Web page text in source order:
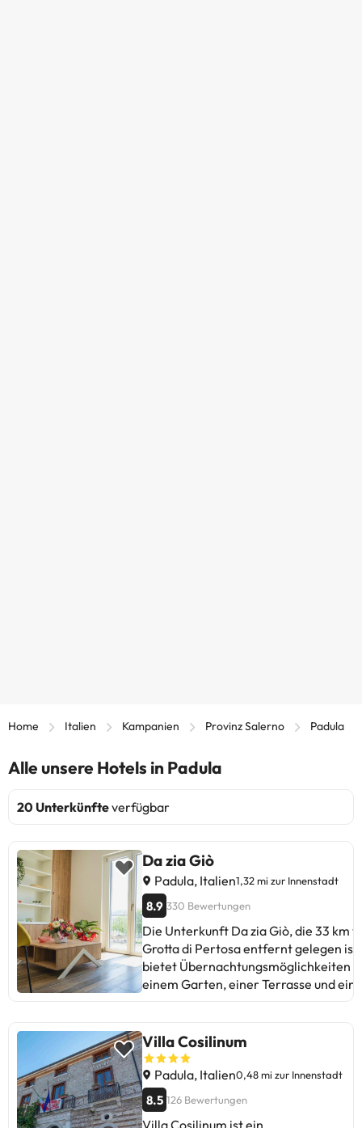
Home Italien Kampanien Provinz Salerno Padula
Alle unsere Hotels in Padula
20 Unterkünfteverfügbar
Da zia Giò
Padula, Italien1,32 mi zur Innenstadt
8.9 330 Bewertungen
Die Unterkunft Da zia Giò, die 33 km
Grotta di Pertosa entfernt gelegen ist,
bietet Übernachtungsmöglichkeiten
einem Garten, einer Terrasse und
Aufpreis in der Unterkunft Da zia Giò
verfügbar. Die Unterkunft ist
ausgestattet mit einer Klimaanlage,
einer voll ausgestatteten Küche mit
einem Essbereich, einem Flachbild-TV
Villa Cosilinum
Padula, Italien0,48 mi zur Innenstadt
8.5 126 Bewertungen
Villa Cosilinum ist ein